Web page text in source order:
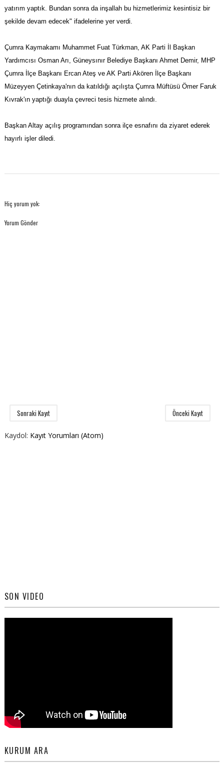
yatırım yaptık. Bundan sonra da inşallah bu hizmetlerimiz kesintisiz bir
şekilde devam edecek" ifadelerine yer verdi.
Çumra Kaymakamı Muhammet Fuat Türkman, AK Parti İl Başkan
Yardımcısı Osman Arı, Güneysınır Belediye Başkanı Ahmet Demir, MHP
Çumra İlçe Başkanı Ercan Ateş ve AK Parti Akören İlçe Başkanı
Müzeyyen Çetinkaya'nın da katıldığı açılışta Çumra Müftüsü Ömer Faruk
Kıvrak'ın yaptığı duayla çevreci tesis hizmete alındı.
Başkan Altay açılış programından sonra ilçe esnafını da ziyaret ederek
hayırlı işler diledi.
Hiç yorum yok:
Yorum Gönder
Sonraki Kayıt Önceki Kayıt
Kaydol: Kayıt Yorumları (Atom)
SON VIDEO
KURUM ARA